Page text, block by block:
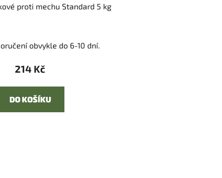
proti mechu Standard 5 kg
obvykle do 6-10 dní.
214 Kč
DO KOŠÍKU